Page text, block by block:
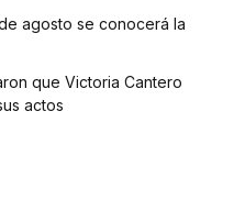
agosto se conocerá la
que Victoria Cantero
actos